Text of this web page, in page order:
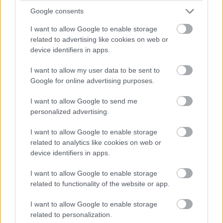
Google consents
I want to allow Google to enable storage
related to advertising like cookies on web or
device identifiers in apps.
I want to allow my user data to be sent to
Google for online advertising purposes.
I want to allow Google to send me
personalized advertising.
I want to allow Google to enable storage
related to analytics like cookies on web or
device identifiers in apps.
I want to allow Google to enable storage
related to functionality of the website or app.
I want to allow Google to enable storage
related to personalization.
személyre szabott hirdetésekre, (feltehetően az
avatárunk külsejét felturbózni hivatott) virtuális boltokra,
illetve ott valódi márkának értékesíthető szponzori
megjelenésekre vonatkoznak.
balatoni kardioösvény (X)
4 és egy 8 km-es egészségügyi tanösvény nyílt
#meta #facebook
#metaverzum
#adatgyűjtés #szabadalom